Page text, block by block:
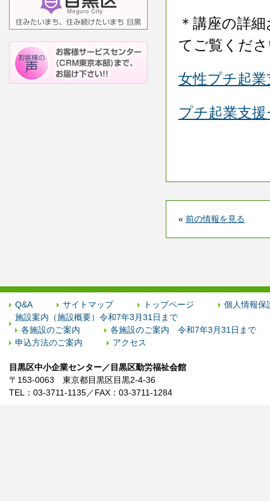
＊講座の詳
てご覧くだ
女性プチ起
プチ起業支
« 前の情報を見る
Q&A サイトマップ トップページ
個人情報保
施設案内（施設概要）令和7年3月31日まで
各施設のご案内
各施設のご案内 令和7年3月31日まで
申込方法のご案内
アクセス
目黒区中小企業センター／目黒区勤労福祉会館
〒153-0063 東京都目黒区目黒2-4-36
TEL：03-3711-1135／FAX：03-3711-1284